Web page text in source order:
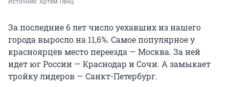
Источник: Артём Ленц
За последние 6 лет число уехавших из нашего
города выросло на 11,6%. Самое популярное у
красноярцев место переезда — Москва. За ней
идет юг России — Краснодар и Сочи. А замыкает
тройку лидеров — Санкт-Петербург.